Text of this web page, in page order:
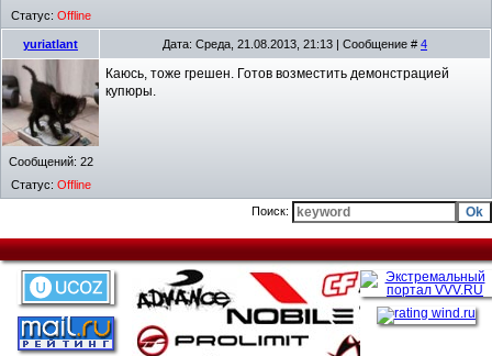
Статус: Offline
yuriatlant Дата: Среда, 21.08.2013, 21:13 | Сообщение # 4
Сообщений: 22
Статус: Offline
Каюсь, тоже грешен. Готов возместить демонстрацией
купюры.
Поиск: